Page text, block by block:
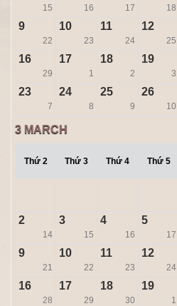
15 16 17 18
9
22
10
23
11
24
12
25
16
29
17
1
18
2
19
3
23
7
24
8
25
9
26
10
3 MARCH
Thứ 2 Thứ 3 Thứ 4 Thứ 5
2
14
3
15
4
16
5
17
9
21
10
22
11
23
12
24
16
28
17
29
18
30
19
1